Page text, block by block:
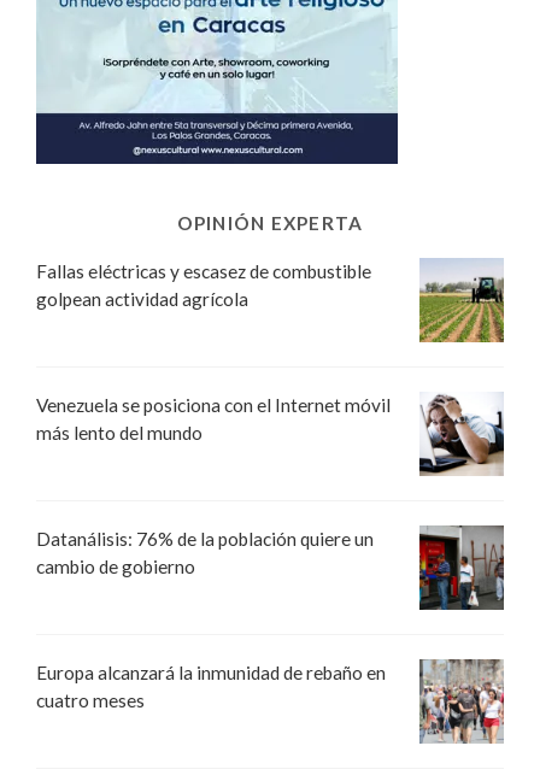
OPINIÓN EXPERTA
Fallas eléctricas y escasez de combustible
golpean actividad agrícola
Venezuela se posiciona con el Internet móvil
más lento del mundo
Datanálisis: 76% de la población quiere un
cambio de gobierno
Europa alcanzará la inmunidad de rebaño en
cuatro meses